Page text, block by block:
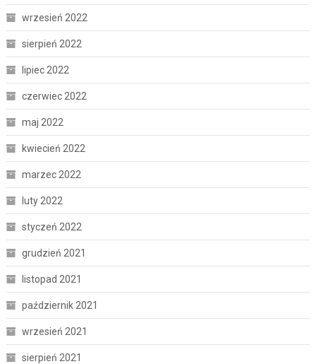
wrzesień 2022
sierpień 2022
lipiec 2022
czerwiec 2022
maj 2022
kwiecień 2022
marzec 2022
luty 2022
styczeń 2022
grudzień 2021
listopad 2021
październik 2021
wrzesień 2021
sierpień 2021